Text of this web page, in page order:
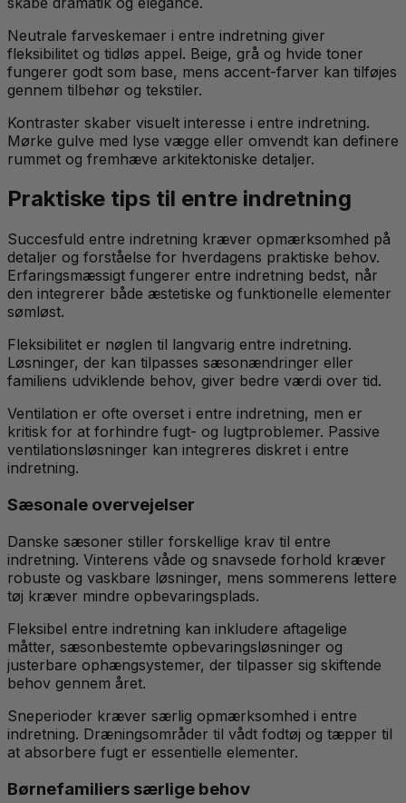
Neutrale farveskemaer i entre indretning giver
fleksibilitet og tidløs appel. Beige, grå og hvide toner
fungerer godt som base, mens accent-farver kan tilføjes
gennem tilbehør og tekstiler.
Kontraster skaber visuelt interesse i entre indretning.
Mørke gulve med lyse vægge eller omvendt kan definere
rummet og fremhæve arkitektoniske detaljer.
Praktiske tips til entre indretning
Succesfuld entre indretning kræver opmærksomhed på
detaljer og forståelse for hverdagens praktiske behov.
Erfaringsmæssigt fungerer entre indretning bedst, når
den integrerer både æstetiske og funktionelle elementer
sømløst.
Fleksibilitet er nøglen til langvarig entre indretning.
Løsninger, der kan tilpasses sæsonændringer eller
familiens udviklende behov, giver bedre værdi over tid.
Ventilation er ofte overset i entre indretning, men er
kritisk for at forhindre fugt- og lugtproblemer. Passive
ventilationsløsninger kan integreres diskret i entre
indretning.
Sæsonale overvejelser
Danske sæsoner stiller forskellige krav til entre
indretning. Vinterens våde og snavsede forhold kræver
robuste og vaskbare løsninger, mens sommerens lettere
tøj kræver mindre opbevaringsplads.
Fleksibel entre indretning kan inkludere aftagelige
måtter, sæsonbestemte opbevaringsløsninger og
justerbare ophængsystemer, der tilpasser sig skiftende
behov gennem året.
Sneperioder kræver særlig opmærksomhed i entre
indretning. Dræningsområder til vådt fodtøj og tæpper til
at absorbere fugt er essentielle elementer.
Børnefamiliers særlige behov